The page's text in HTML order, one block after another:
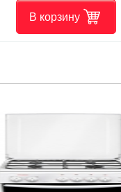
В корзину